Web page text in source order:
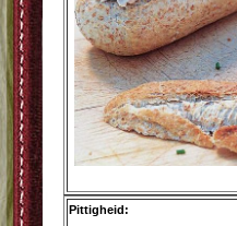
Pittigheid: